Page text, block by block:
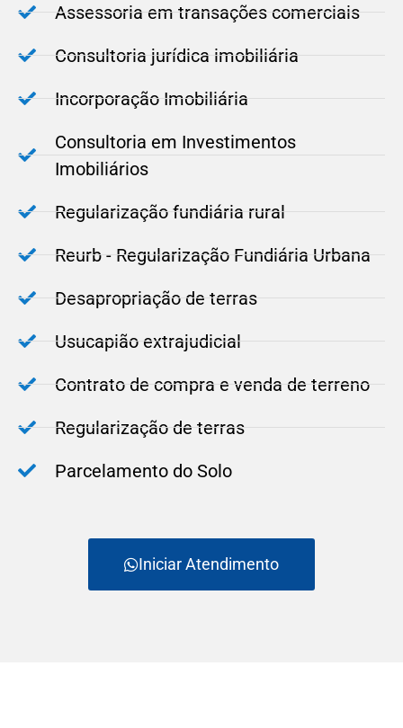
Assessoria em transações comerciais
Consultoria jurídica imobiliária
Incorporação Imobiliária
Consultoria em Investimentos
Imobiliários
Regularização fundiária rural
Reurb - Regularização Fundiária Urbana
Desapropriação de terras
Usucapião extrajudicial
Contrato de compra e venda de terreno
Regularização de terras
Parcelamento do Solo
Iniciar Atendimento